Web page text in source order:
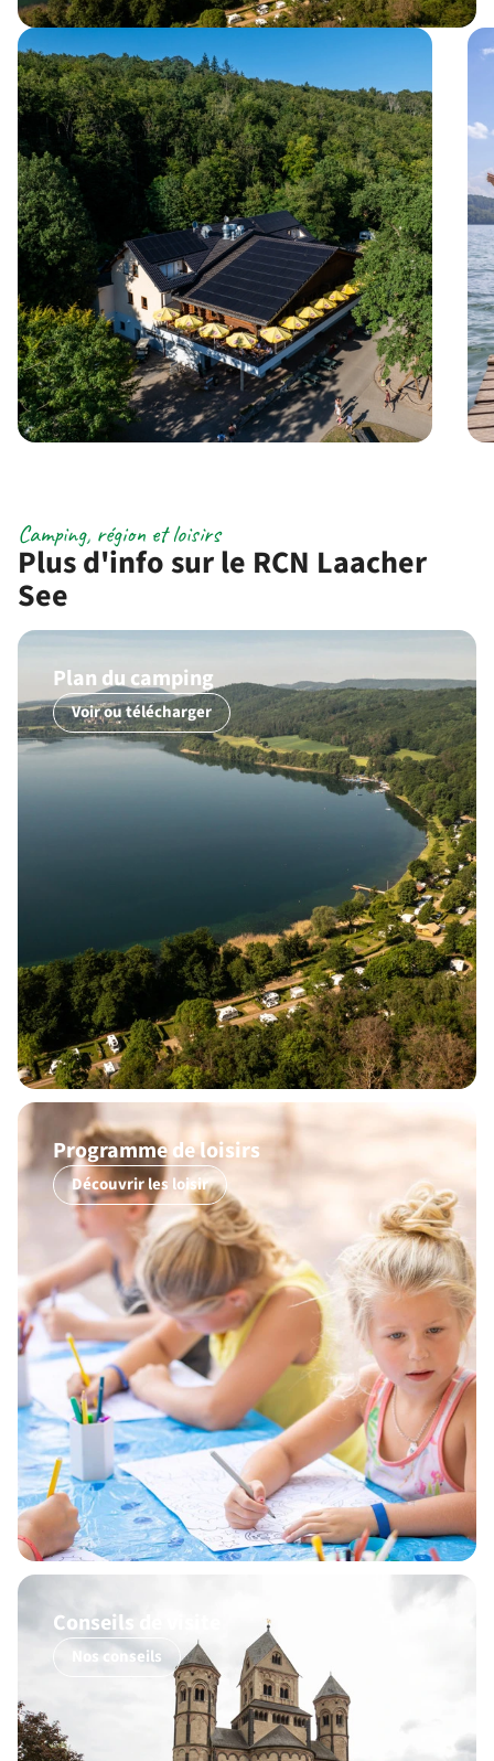
Plus d'info sur le RCN Laacher
See
Camping, région et loisirs
Plan du camping
Voir ou télécharger
Programme de loisirs
Découvrir les loisir
Conseils de visite
Nos conseils